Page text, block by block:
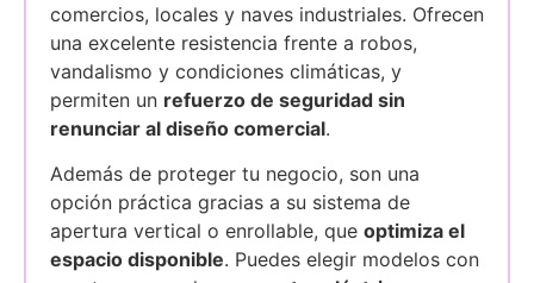
comercios, locales y naves industriales. Ofrecen
una excelente resistencia frente a robos,
vandalismo y condiciones climáticas, y
permiten un refuerzo de seguridad sin
renunciar al diseño comercial.
Además de proteger tu negocio, son una
opción práctica gracias a su sistema de
apertura vertical o enrollable, que optimiza el
espacio disponible. Puedes elegir modelos con